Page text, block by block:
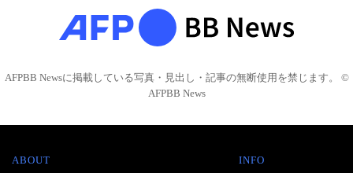
AFPBB Newsに掲載している写真・見出し・記事の無断使用を禁じます。 ©
AFPBB News
ABOUT INFO